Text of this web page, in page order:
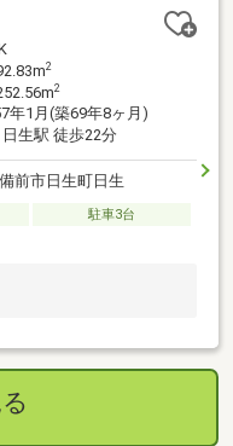
すめ。現地でしか味わえ
＾）／
2
2
年1月(築69年8ヶ月)
生駅 徒歩22分
前市日生町日生
駐車3台